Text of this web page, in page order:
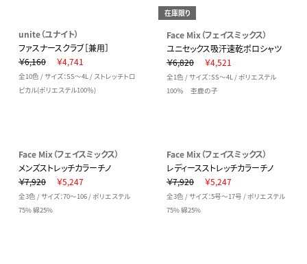
unite（ユナイト）
ファスナースクラブ［兼用］
￥6,160
￥4,741
全10色 / サイズ：SS～4L / ストレッチトロ
ピカル(ポリエステル100％)
在庫限り
Face Mix（フェイスミックス）
ユニセックス吸汗速乾ポロシャツ
￥6,820
￥4,521
全1色 / サイズ：SS～4L / ポリエステル
100％ 杢鹿の子
Face Mix（フェイスミックス）
メンズストレッチカラーチノ
￥7,920
￥5,247
全3色 / サイズ：70～106 / ポリエステル
75% 綿25%
Face Mix（フェイスミックス）
レディースストレッチカラーチノ
￥7,920
￥5,247
全3色 / サイズ：5号～17号 / ポリエステル
75% 綿25%